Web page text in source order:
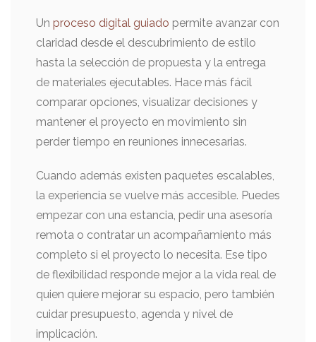
Un proceso digital guiado permite avanzar con
claridad desde el descubrimiento de estilo
hasta la selección de propuesta y la entrega
de materiales ejecutables. Hace más fácil
comparar opciones, visualizar decisiones y
mantener el proyecto en movimiento sin
perder tiempo en reuniones innecesarias.
Cuando además existen paquetes escalables,
la experiencia se vuelve más accesible. Puedes
empezar con una estancia, pedir una asesoría
remota o contratar un acompañamiento más
completo si el proyecto lo necesita. Ese tipo
de flexibilidad responde mejor a la vida real de
quien quiere mejorar su espacio, pero también
cuidar presupuesto, agenda y nivel de
implicación.